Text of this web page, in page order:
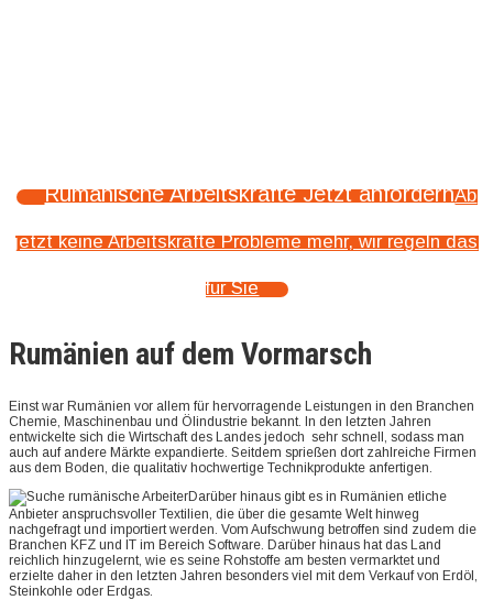
Rumänische Arbeitskräfte Jetzt anfordernAb
jetzt keine Arbeitskräfte Probleme mehr, wir regeln das
für Sie
Rumänien auf dem Vormarsch
Einst war Rumänien vor allem für hervorragende Leistungen in den Branchen
Chemie, Maschinenbau und Ölindustrie bekannt. In den letzten Jahren
entwickelte sich die Wirtschaft des Landes jedoch sehr schnell, sodass man
auch auf andere Märkte expandierte. Seitdem sprießen dort zahlreiche Firmen
aus dem Boden, die qualitativ hochwertige Technikprodukte anfertigen.
Darüber hinaus gibt es in Rumänien etliche
Anbieter anspruchsvoller Textilien, die über die gesamte Welt hinweg
nachgefragt und importiert werden. Vom Aufschwung betroffen sind zudem die
Branchen KFZ und IT im Bereich Software. Darüber hinaus hat das Land
reichlich hinzugelernt, wie es seine Rohstoffe am besten vermarktet und
erzielte daher in den letzten Jahren besonders viel mit dem Verkauf von Erdöl,
Steinkohle oder Erdgas.